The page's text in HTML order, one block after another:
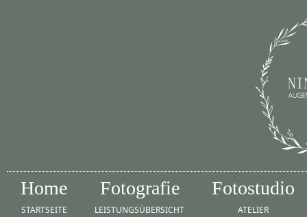
Home
STARTSEITE
Fotografie
LEISTUNGSÜBERSICHT
Fotostudio
ATELIER